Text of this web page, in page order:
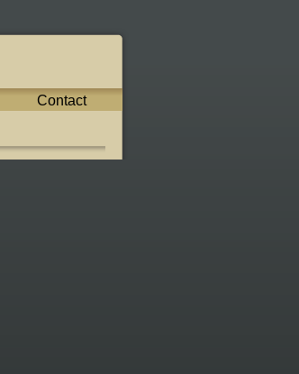
Contact